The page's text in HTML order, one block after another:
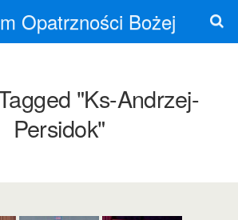
Opatrzności Bożej
"ks-Andrzej-
Persidok"